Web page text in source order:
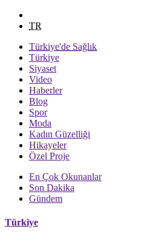
TR
Türkiye'de Sağlık
Türkiye
Siyaset
Video
Haberler
Blog
Spor
Moda
Kadın Güzelliği
Hikayeler
Özel Proje
En Çok Okunanlar
Son Dakika
Gündem
Türkiye